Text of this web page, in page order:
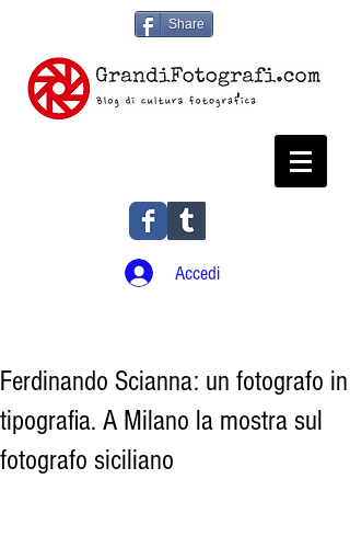
Share
Accedi
Ferdinando Scianna: un fotografo in
tipografia. A Milano la mostra sul
fotografo siciliano